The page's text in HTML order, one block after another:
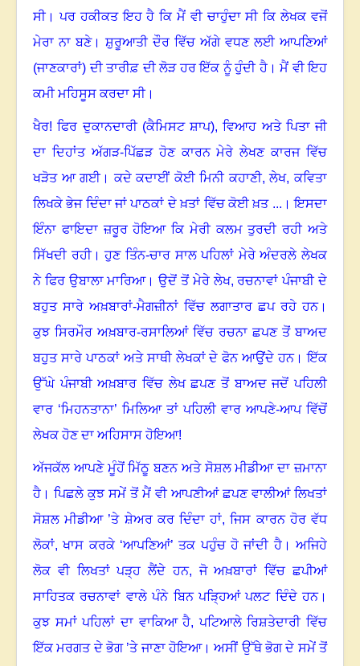
ਸੀ। ਪਰ ਹਕੀਕਤ ਇਹ ਹੈ ਕਿ ਮੈਂ ਵੀ ਚਾਹੁੰਦਾ ਸੀ ਕਿ ਲੇਖਕ ਵਜੋਂ
ਮੇਰਾ ਨਾ ਬਣੇ। ਸ਼ੁਰੂਆਤੀ ਦੌਰ ਵਿੱਚ ਅੱਗੇ ਵਧਣ ਲਈ ਆਪਣਿਆਂ
(ਜਾਣਕਾਰਾਂ) ਦੀ ਤਾਰੀਫ਼ ਦੀ ਲੋੜ ਹਰ ਇੱਕ ਨੂੰ ਹੁੰਦੀ ਹੈ। ਮੈਂ ਵੀ ਇਹ
ਕਮੀ ਮਹਿਸੂਸ ਕਰਦਾ ਸੀ।
ਖੈਰ! ਫਿਰ ਦੁਕਾਨਦਾਰੀ (ਕੈਮਿਸਟ ਸ਼ਾਪ),ਵਿਆਹ ਅਤੇ ਪਿਤਾ ਜੀ
ਦਾ ਦਿਹਾਂਤ ਅੱਗੜ-ਪਿੱਛੜ ਹੋਣ ਕਾਰਨ ਮੇਰੇ ਲੇਖਣ ਕਾਰਜ ਵਿੱਚ
ਖੜੋਤ ਆ ਗਈ।ਕਦੇ ਕਦਾਈਂ ਕੋਈ ਮਿਨੀ ਕਹਾਣੀ,ਲੇਖ,ਕਵਿਤਾ
ਲਿਖਕੇ ਭੇਜ ਦਿੰਦਾ ਜਾਂ ਪਾਠਕਾਂ ਦੇ ਖ਼ਤਾਂ ਵਿੱਚ ਕੋਈ ਖ਼ਤ ... ।ਇਸਦਾ
ਇੰਨਾ ਫਾਇਦਾ ਜ਼ਰੂਰ ਹੋਇਆ ਕਿ ਮੇਰੀ ਕਲਮ ਤੁਰਦੀ ਰਹੀ ਅਤੇ
ਸਿੱਖਦੀ ਰਹੀ।ਹੁਣ ਤਿੰਨ-ਚਾਰ ਸਾਲ ਪਹਿਲਾਂ ਮੇਰੇ ਅੰਦਰਲੇ ਲੇਖਕ
ਨੇ ਫਿਰ ਉਬਾਲਾ ਮਾਰਿਆ। ਉਦੋਂ ਤੋਂ ਮੇਰੇ ਲੇਖ, ਰਚਨਾਵਾਂ ਪੰਜਾਬੀ ਦੇ
ਬਹੁਤ ਸਾਰੇ ਅਖ਼ਬਾਰਾਂ-ਮੈਗਜ਼ੀਨਾਂ ਵਿੱਚ ਲਗਾਤਾਰ ਛਪ ਰਹੇ ਹਨ।
ਕੁਝ ਸਿਰਮੌਰ ਅਖ਼ਬਾਰ-ਰਸਾਲਿਆਂ ਵਿੱਚ ਰਚਨਾ ਛਪਣ ਤੋਂ ਬਾਅਦ
ਬਹੁਤ ਸਾਰੇ ਪਾਠਕਾਂ ਅਤੇ ਸਾਥੀ ਲੇਖਕਾਂ ਦੇ ਫੋਨ ਆਉਂਦੇ ਹਨ।ਇੱਕ
ਉੱਘੇ ਪੰਜਾਬੀ ਅਖ਼ਬਾਰ ਵਿੱਚ ਲੇਖ ਛਪਣ ਤੋਂ ਬਾਅਦ ਜਦੋਂ ਪਹਿਲੀ
ਵਾਰ ‘ਮਿਹਨਤਾਨਾ’ ਮਿਲਿਆ ਤਾਂ ਪਹਿਲੀ ਵਾਰ ਆਪਣੇ-ਆਪ ਵਿੱਚੋਂ
ਲੇਖਕ ਹੋਣ ਦਾ ਅਹਿਸਾਸ ਹੋਇਆ!
ਅੱਜਕੱਲ ਆਪਣੇ ਮੂੰਹੋਂ ਮਿੱਠੂ ਬਣਨ ਅਤੇ ਸੋਸ਼ਲ ਮੀਡੀਆ ਦਾ ਜ਼ਮਾਨਾ
ਹੈ । ਪਿਛਲੇ ਕੁਝ ਸਮੇਂ ਤੋਂ ਮੈਂ ਵੀ ਆਪਣੀਆਂ ਛਪਣ ਵਾਲੀਆਂ ਲਿਖਤਾਂ
ਸੋਸ਼ਲ ਮੀਡੀਆ ’ਤੇ ਸ਼ੇਅਰ ਕਰ ਦਿੰਦਾ ਹਾਂ, ਜਿਸ ਕਾਰਨ ਹੋਰ ਵੱਧ
ਲੋਕਾਂ,ਖਾਸ ਕਰਕੇ ‘ਆਪਣਿਆਂ’ ਤਕ ਪਹੁੰਚ ਹੋ ਜਾਂਦੀ ਹੈ।ਅਜਿਹੇ
ਲੋਕ ਵੀ ਲਿਖਤਾਂ ਪੜ੍ਹ ਲੈਂਦੇ ਹਨ, ਜੋ ਅਖ਼ਬਾਰਾਂ ਵਿੱਚ ਛਪੀਆਂ
ਸਾਹਿਤਕ ਰਚਨਾਵਾਂ ਵਾਲੇ ਪੰਨੇ ਬਿਨ ਪੜ੍ਹਿਆਂ ਪਲਟ ਦਿੰਦੇ ਹਨ।
ਕੁਝ ਸਮਾਂ ਪਹਿਲਾਂ ਦਾ ਵਾਕਿਆ ਹੈ, ਪਟਿਆਲੇ ਰਿਸ਼ਤੇਦਾਰੀ ਵਿੱਚ
ਇੱਕ ਮਰਗਤ ਦੇ ਭੋਗ ’ਤੇ ਜਾਣਾ ਹੋਇਆ।ਅਸੀਂ ਉੱਥੇ ਭੋਗ ਦੇ ਸਮੇਂ ਤੋਂ